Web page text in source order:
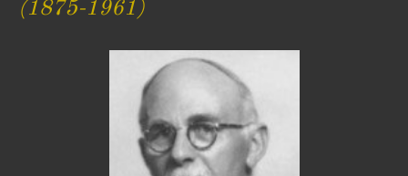
(1875-1961)